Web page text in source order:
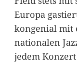
Europa
kongenial mit
nationalen
jedem